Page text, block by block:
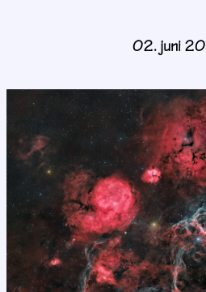
02. juni